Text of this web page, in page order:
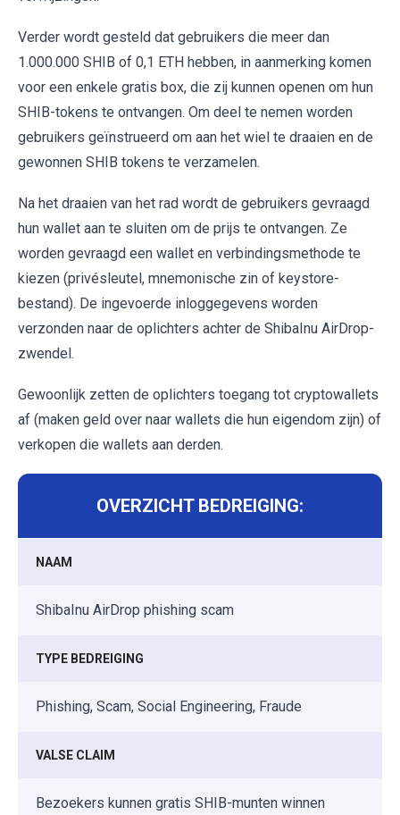
Verder wordt gesteld dat gebruikers die meer dan
1.000.000 SHIB of 0,1 ETH hebben, in aanmerking komen
voor een enkele gratis box, die zij kunnen openen om hun
SHIB-tokens te ontvangen. Om deel te nemen worden
gebruikers geïnstrueerd om aan het wiel te draaien en de
gewonnen SHIB tokens te verzamelen.
Na het draaien van het rad wordt de gebruikers gevraagd
hun wallet aan te sluiten om de prijs te ontvangen. Ze
worden gevraagd een wallet en verbindingsmethode te
kiezen (privésleutel, mnemonische zin of keystore-
bestand). De ingevoerde inloggegevens worden
verzonden naar de oplichters achter de ShibaInu AirDrop-
zwendel.
Gewoonlijk zetten de oplichters toegang tot cryptowallets
af (maken geld over naar wallets die hun eigendom zijn) of
verkopen die wallets aan derden.
OVERZICHT BEDREIGING:
NAAM
ShibaInu AirDrop phishing scam
TYPE BEDREIGING
Phishing, Scam, Social Engineering, Fraude
VALSE CLAIM
Bezoekers kunnen gratis SHIB-munten winnen